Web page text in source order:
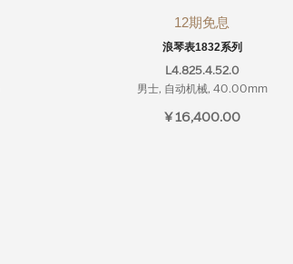
12期免息
浪琴表1832系列
L4.825.4.52.0
男士, 自动机械, 40.00mm
¥ 16,400.00